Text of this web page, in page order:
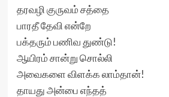
தரவழி குருவம் சத்தை
பாரதீ தேவி என்றே
பக்தரும் பணிவ துண்டு!
ஆயிரம் சான்று சொல்லி
அவைகளை விளக்க லாம்தான்!
தாயது அன்பை எந்தத்